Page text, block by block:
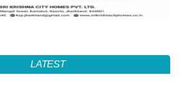
LATEST